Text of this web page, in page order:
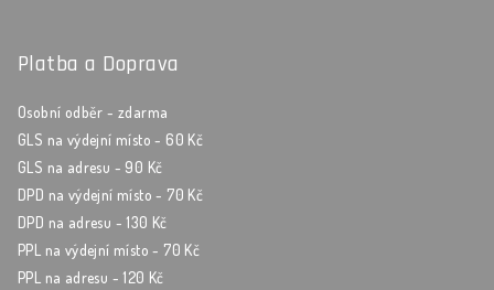
Platba a Doprava
Osobní odběr - zdarma
GLS na výdejní místo - 60 Kč
GLS na adresu - 90 Kč
DPD na výdejní místo - 70 Kč
DPD na adresu - 130 Kč
PPL na výdejní místo - 70 Kč
PPL na adresu - 120 Kč